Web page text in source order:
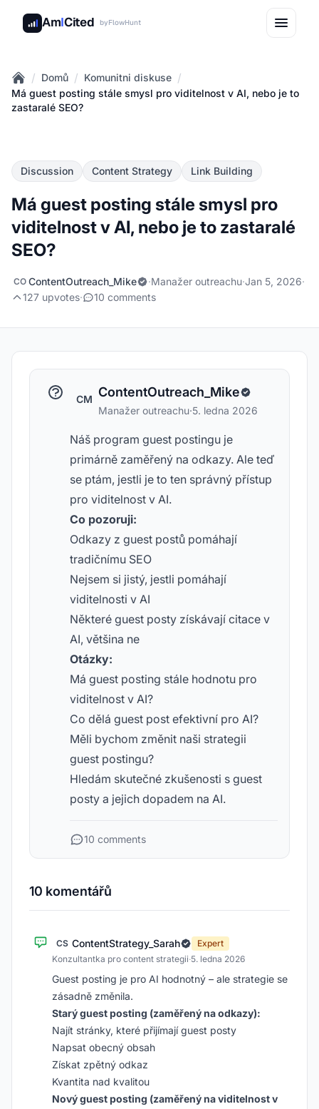
AmICited byFlowHunt
Home
/ Domů / Komunitni diskuse /
Má guest posting stále smysl pro viditelnost v AI, nebo je to
zastaralé SEO?
Discussion Content Strategy Link Building
Má guest posting stále smysl pro
viditelnost v AI, nebo je to zastaralé
SEO?
CO ContentOutreach_Mike ·Manažer outreachu·Jan 5, 2026·
127 upvotes· 10 comments
CM ContentOutreach_Mike
Manažer outreachu·5. ledna 2026
Náš program guest postingu je
primárně zaměřený na odkazy. Ale teď
se ptám, jestli je to ten správný přístup
pro viditelnost v AI.
Co pozoruji:
Odkazy z guest postů pomáhají
tradičnímu SEO
Nejsem si jistý, jestli pomáhají
viditelnosti v AI
Některé guest posty získávají citace v
AI, většina ne
Otázky:
Má guest posting stále hodnotu pro
viditelnost v AI?
Co dělá guest post efektivní pro AI?
Měli bychom změnit naši strategii
guest postingu?
Hledám skutečné zkušenosti s guest
posty a jejich dopadem na AI.
10 comments
10 komentářů
CS ContentStrategy_Sarah
Expert
Konzultantka pro content strategii·5. ledna 2026
Guest posting je pro AI hodnotný – ale strategie se
zásadně změnila.
Starý guest posting (zaměřený na odkazy):
Najít stránky, které přijímají guest posty
Napsat obecný obsah
Získat zpětný odkaz
Kvantita nad kvalitou
Nový guest posting (zaměřený na viditelnost v